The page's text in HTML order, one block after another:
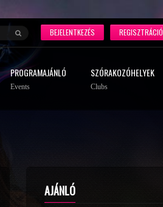
REGISZTRÁCIÓ
BEJELENTKEZÉS
PROGRAMAJÁNLÓ
Events
SZÓRAKOZÓHELYEK
Clubs
AJÁNLÓ